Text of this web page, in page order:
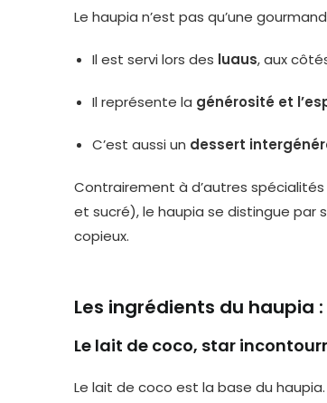
Le haupia n’est pas qu’une
Il est servi lors des luaus, aux
Il représente la générosité et
C’est aussi un dessert
Contrairement à d’autres
et sucré), le haupia se distingue par
copieux.
Les ingrédients du
Le lait de coco, star
Le lait de coco est la base du